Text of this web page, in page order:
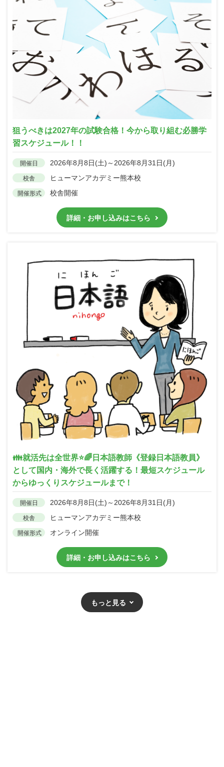
狙うべきは2027年の試験合格！今から取り組む必勝学
習スケジュール！！
開催日 2026年8月8日(土)～2026年8月31日(月)
校舎 ヒューマンアカデミー熊本校
開催形式 校舎開催
詳細・お申し込みはこちら
👪就活先は全世界⭐🌈日本語教師《登録日本語教員》
として国内・海外で長く活躍する！最短スケジュール
からゆっくりスケジュールまで！
開催日 2026年8月8日(土)～2026年8月31日(月)
校舎 ヒューマンアカデミー熊本校
開催形式 オンライン開催
詳細・お申し込みはこちら
もっと見る